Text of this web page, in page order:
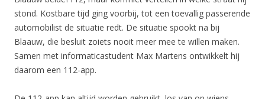
stond. Kostbare tijd ging voorbij, tot een toevallig passerende
automobilist de situatie redt. De situatie spookt na bij
Blaauw, die besluit zoiets nooit meer mee te willen maken.
Samen met informaticastudent Max Martens ontwikkelt hij
daarom een 112-app.